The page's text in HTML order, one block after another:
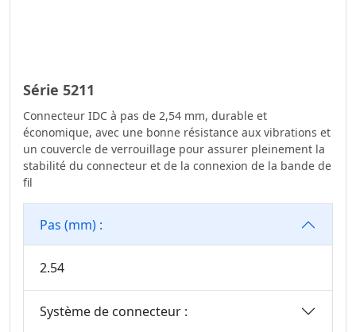
Série De
Connecteurs D’en-
Tête À Broches
Série Étanche
Automobile
Connecteurs
D’embase À
Broches
En-Tête De Broche
Connectron
Connecteur
Série 5211
Connecteur IDC à pas de 2,54 mm, durable et
économique, avec une bonne résistance aux vibrations et
un couvercle de verrouillage pour assurer pleinement la
stabilité du connecteur et de la connexion de la bande de
fil
Pas (mm) :
2.54
Système de connecteur :